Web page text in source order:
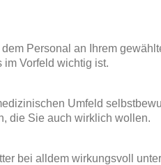
Personal an Ihrem
im Vorfeld wichtig ist.
Umfeld
die Sie auch wirklich wollen.
bei alldem wirkungsvoll